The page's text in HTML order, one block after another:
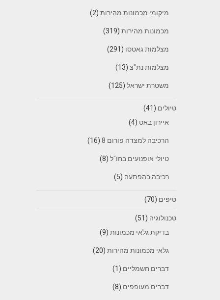
מיקומי מכמונות מהירות(2)
מכמונות מהירות(319)
מצלמות גאטסו (291)
מצלמות נת"צ(13)
משטרת ישראל(125)
טיולים (41)
איירון באט (4)
הרכיבה למצדה פורום 8 (16)
טיולי אופנועים בחו"ל(8)
רכיבה בהפתעה (5)
טיפים (70)
טכנולוגיה (51)
בדיקת גלאי מכמונות(9)
גלאי מכמונות מהירות(20)
דברים חשמליים (1)
דברים מעופפים (8)